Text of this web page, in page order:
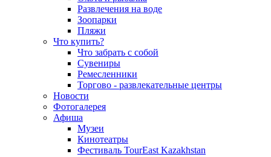
Развлечения на воде
Зоопарки
Пляжи
Что купить?
Что забрать с собой
Сувениры
Ремесленники
Торгово - развлекательные центры
Новости
Фотогалерея
Афиша
Музеи
Кинотеатры
Фестиваль TourEast Kazakhstan